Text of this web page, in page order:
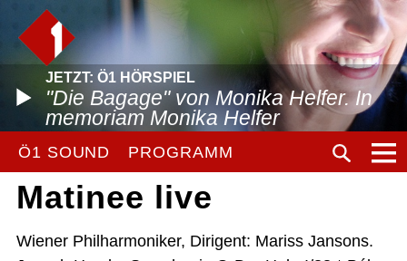
JETZT: Ö1 HÖRSPIEL
"Die Bagage" von Monika Helfer. In
memoriam Monika Helfer
Ö1 SOUND PROGRAMM
Matinee live
Wiener Philharmoniker, Dirigent: Mariss Jansons.